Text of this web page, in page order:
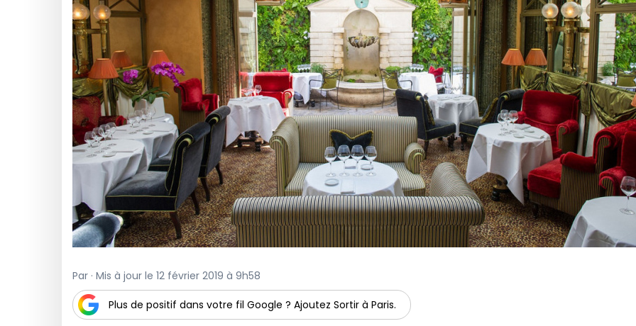
Par · Mis à jour le 12 février 2019 à 9h58
Plus de positif dans votre fil Google ? Ajoutez Sortir à Paris.